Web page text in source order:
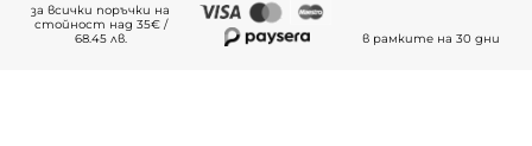
за всички поръчки на
стойност над 35€ /
68.45 лв.
в рамките на 30 дни